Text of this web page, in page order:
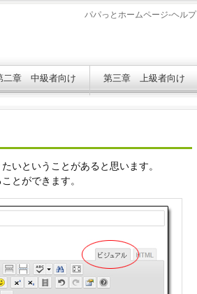
パパっとホームページ-ヘルプ
二章 中級者向け 第三章 上級者向け
いということがあると思います。
とができます。